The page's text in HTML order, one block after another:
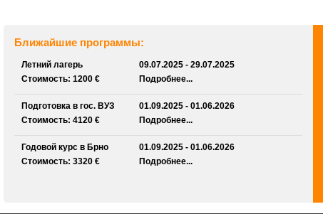
Ближайшие программы:
Летний лагерь
Стоимость: 1200 €
09.07.2025 - 29.07.2025
Подробнее...
Подготовка в гос. ВУЗ
Стоимость: 4120 €
01.09.2025 - 01.06.2026
Подробнее...
Годовой курс в Брно
Стоимость: 3320 €
01.09.2025 - 01.06.2026
Подробнее...